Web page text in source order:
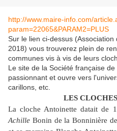
http://www.maire-info.com/
param=22065&PARAM2=PLUS
Sur le lien ci-dessus
2018) vous trouverez plein de
communes vis à vis de leurs
Le site de la Société française
passionnant et ouvre vers
carillons, etc.
LES
La cloche Antoinette datait de
Achille Bonin de la Bonninière